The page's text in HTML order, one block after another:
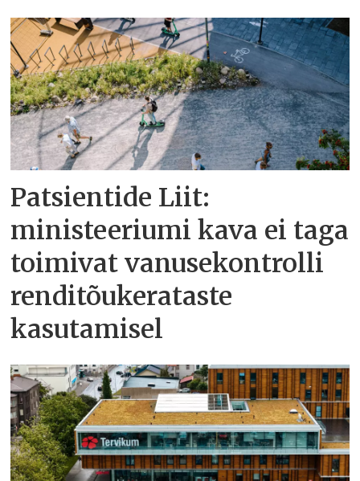
Patsientide Liit:
ministeeriumi kava ei taga
toimivat vanusekontrolli
renditõukerataste
kasutamisel